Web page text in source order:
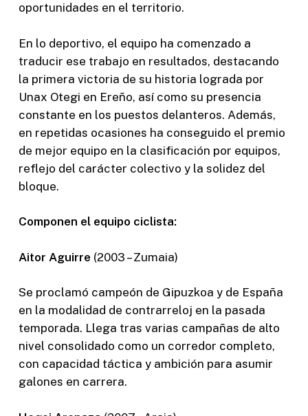
oportunidades en el territorio.
En lo deportivo, el equipo ha comenzado a
traducir ese trabajo en resultados, destacando
la primera victoria de su historia lograda por
Unax Otegi en Ereño, así como su presencia
constante en los puestos delanteros. Además,
en repetidas ocasiones ha conseguido el premio
de mejor equipo en la clasificación por equipos,
reflejo del carácter colectivo y la solidez del
bloque.
Componen el equipo ciclista:
Aitor Aguirre (2003 – Zumaia)
Se proclamó campeón de Gipuzkoa y de España
en la modalidad de contrarreloj en la pasada
temporada. Llega tras varias campañas de alto
nivel consolidado como un corredor completo,
con capacidad táctica y ambición para asumir
galones en carrera.